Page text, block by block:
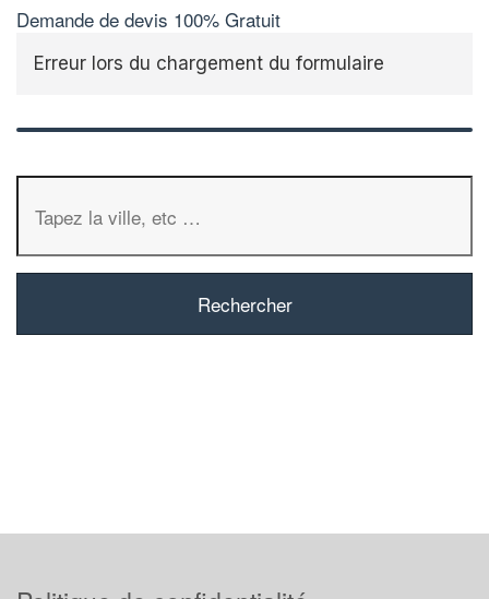
Demande de devis 100% Gratuit
Erreur lors du chargement du formulaire